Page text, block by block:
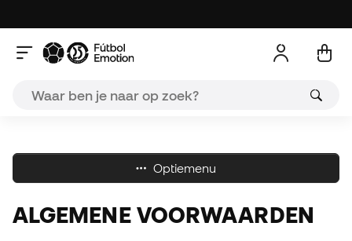
Optiemenu
ALGEMENE VOORWAARDEN